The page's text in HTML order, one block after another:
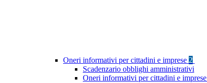
Oneri informativi per cittadini e imprese 2
Scadenzario obblighi amministrativi
Oneri informativi per cittadini e imprese